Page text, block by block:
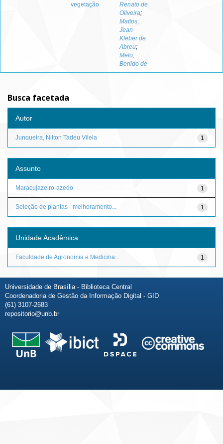
vegetação
Renato de
Oliveira;
Mattos,
Jean
Kleber de
Abreu;
Melo,
Berildo de
Busca facetada
Autor
1
Junqueira, Nilton Tadeu Vilela
Assunto
1
Maracujazeiro-azedo
1
Seleção de plantas - melhoramento...
Unidade Acadêmica
1
Faculdade de Agronomia e Medicina...
Universidade de Brasília - Biblioteca Central
Coordenadoria de Gestão da Informação Digital - GID
(61) 3107-2683
repositorio@unb.br